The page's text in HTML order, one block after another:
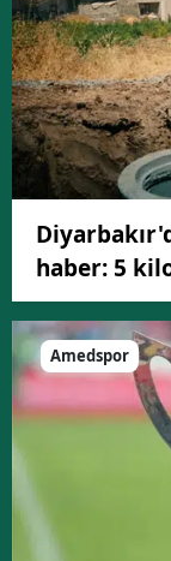
haber: 5
Amedspor